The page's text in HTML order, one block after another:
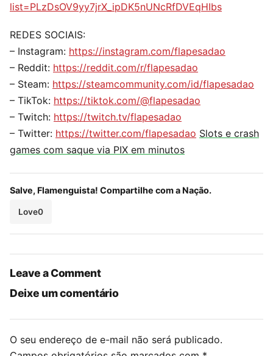
list=PLzDsOV9yy7jrX_ipDK5nUNcRfDVEqHIbs
REDES SOCIAIS:
– Instagram: https://instagram.com/flapesadao
– Reddit: https://reddit.com/r/flapesadao
– Steam: https://steamcommunity.com/id/flapesadao
– TikTok: https://tiktok.com/@flapesadao
– Twitch: https://twitch.tv/flapesadao
– Twitter: https://twitter.com/flapesadao Slots e crash
games com saque via PIX em minutos
Salve, Flamenguista! Compartilhe com a Nação.
Love0
Leave a Comment
Deixe um comentário
O seu endereço de e-mail não será publicado.